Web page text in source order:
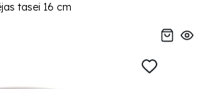
tasei 16 cm